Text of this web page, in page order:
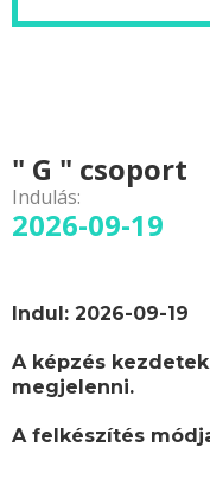
" G " csoport
Indulás:
2026-09-19
Indul: 2026-09-19
A képzés
megjelenni.
A felkészítés